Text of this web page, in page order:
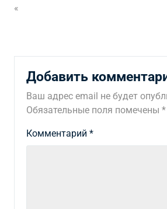
«
Добавить
Ваш адрес email не будет
Обязательные поля помечены *
Комментарий *